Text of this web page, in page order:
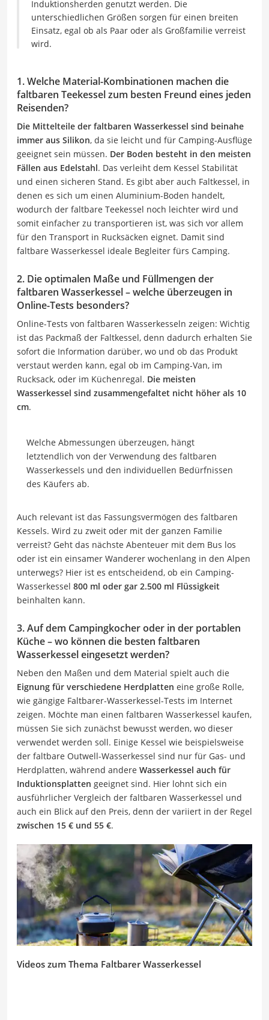
Induktionsherden genutzt werden. Die
unterschiedlichen Größen sorgen für einen breiten
Einsatz, egal ob als Paar oder als Großfamilie verreist
wird.
1. Welche Material-Kombinationen machen die
faltbaren Teekessel zum besten Freund eines jeden
Reisenden?
Die Mittelteile der faltbaren Wasserkessel sind beinahe
immer aus Silikon, da sie leicht und für Camping-Ausflüge
geeignet sein müssen. Der Boden besteht in den meisten
Fällen aus Edelstahl. Das verleiht dem Kessel Stabilität
und einen sicheren Stand. Es gibt aber auch Faltkessel, in
denen es sich um einen Aluminium-Boden handelt,
wodurch der faltbare Teekessel noch leichter wird und
somit einfacher zu transportieren ist, was sich vor allem
für den Transport in Rucksäcken eignet. Damit sind
faltbare Wasserkessel ideale Begleiter fürs Camping.
2. Die optimalen Maße und Füllmengen der
faltbaren Wasserkessel – welche überzeugen in
Online-Tests besonders?
Online-Tests von faltbaren Wasserkesseln zeigen: Wichtig
ist das Packmaß der Faltkessel, denn dadurch erhalten Sie
sofort die Information darüber, wo und ob das Produkt
verstaut werden kann, egal ob im Camping-Van, im
Rucksack, oder im Küchenregal. Die meisten
Wasserkessel sind zusammengefaltet nicht höher als 10
cm.
Welche Abmessungen überzeugen, hängt
letztendlich von der Verwendung des faltbaren
Wasserkessels und den individuellen Bedürfnissen
des Käufers ab.
Auch relevant ist das Fassungsvermögen des faltbaren
Kessels. Wird zu zweit oder mit der ganzen Familie
verreist? Geht das nächste Abenteuer mit dem Bus los
oder ist ein einsamer Wanderer wochenlang in den Alpen
unterwegs? Hier ist es entscheidend, ob ein Camping-
Wasserkessel 800 ml oder gar 2.500 ml Flüssigkeit
beinhalten kann.
3. Auf dem Campingkocher oder in der portablen
Küche – wo können die besten faltbaren
Wasserkessel eingesetzt werden?
Neben den Maßen und dem Material spielt auch die
Eignung für verschiedene Herdplatten eine große Rolle,
wie gängige Faltbarer-Wasserkessel-Tests im Internet
zeigen. Möchte man einen faltbaren Wasserkessel kaufen,
müssen Sie sich zunächst bewusst werden, wo dieser
verwendet werden soll. Einige Kessel wie beispielsweise
der faltbare Outwell-Wasserkessel sind nur für Gas- und
Herdplatten, während andere Wasserkessel auch für
Induktionsplatten geeignet sind. Hier lohnt sich ein
ausführlicher Vergleich der faltbaren Wasserkessel und
auch ein Blick auf den Preis, denn der variiert in der Regel
zwischen 15 € und 55 €.
Videos zum Thema Faltbarer Wasserkessel